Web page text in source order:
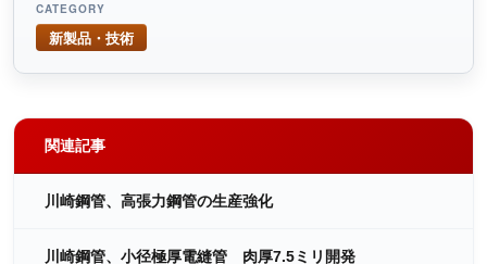
CATEGORY
新製品・技術
関連記事
川崎鋼管、高張力鋼管の生産強化
川崎鋼管、小径極厚電縫管 肉厚7.5ミリ開発